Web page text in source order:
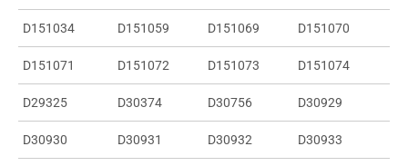
D151034 D151059 D151069 D151070
D151071 D151072 D151073 D151074
D29325 D30374 D30756 D30929
D30930 D30931 D30932 D30933